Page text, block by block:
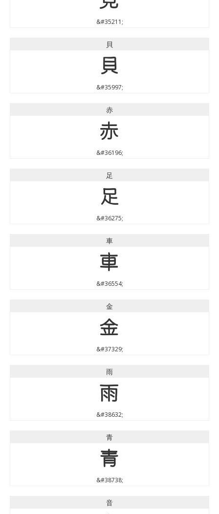
&#35211;
貝
貝
&#35997;
赤
赤
&#36196;
足
足
&#36275;
車
車
&#36554;
金
金
&#37329;
雨
雨
&#38632;
青
青
&#38738;
音